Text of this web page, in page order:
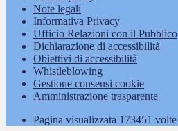
Note legali
Informativa Privacy
Ufficio Relazioni con il Pubblico
Dichiarazione di accessibilità
Obiettivi di accessibilità
Whistleblowing
Gestione consensi cookie
Amministrazione trasparente
Pagina visualizzata 173451 volte